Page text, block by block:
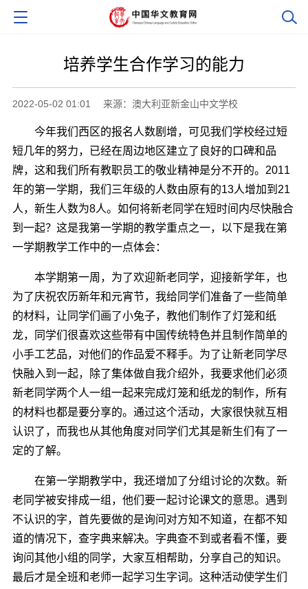
培养学生合作学习的能力
2022-05-02 01:01 来源：澳大利亚新金山中文学校
今年我们西区的报名人数剧增，可见我们学校经过短
短几年的努力，已经在周边地区建立了良好的口碑和品
牌，这和我们所有教职员工的敬业精神是分不开的。2011
年的第一学期，我们三年级的人数由原有的13人增加到21
人，新生人数为8人。如何将新老同学在短时间内尽快融合
到一起？这是我第一学期的教学重点之一，以下是我在第
一学期教学工作中的一点体会：
本学期第一周，为了欢迎新老同学，迎接新学年，也
为了庆祝农历新年和元宵节，我给同学们准备了一些简单
的材料，让同学们画了小兔子，教他们制作了灯笼和纸
龙，同学们很喜欢这些带有中国传统特色并且制作简单的
小手工艺品，对他们的作品爱不释手。为了让新老同学尽
快融入到一起，除了集体做自我介绍外，我要求他们必须
新老同学两个人一组一起来完成灯笼和纸龙的制作，所有
的材料也都是要分享的。通过这个活动，大家很快就互相
认识了，而我也从其他角度对同学们尤其是新生们有了一
定的了解。
在第一学期教学中，我还增加了分组讨论的次数。新
老同学被安排成一组，他们要一起讨论课文的意思。遇到
不认识的字，首先要做的是询问对方知不知道，在都不知
道的情况下，查字典来解决。字典查不到或者看不懂，要
询问其他小组的同学，大家互相帮助，分享自己的知识。
最后才是全班和老师一起学习生字词。这种活动使学生们